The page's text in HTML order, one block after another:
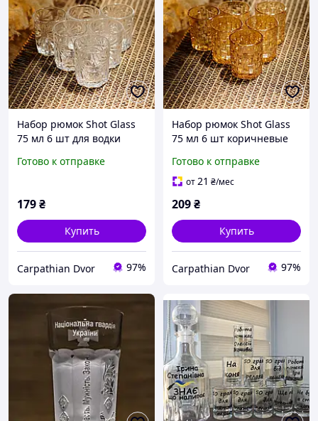
Набор рюмок Shot Glass
75 мл 6 шт для водки
стеклянные стопки
Готово к отправке
179₴
Купить
Carpathian Dvor 97%
Набор рюмок Shot Glass
75 мл 6 шт коричневые
крепких напитков
стеклянные стопки
Готово к отправке
от21 ₴/мес
209₴
Купить
Carpathian Dvor 97%